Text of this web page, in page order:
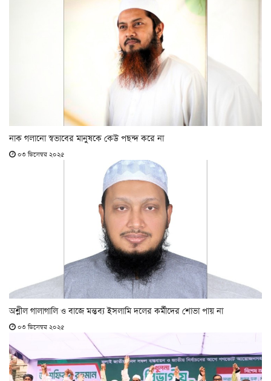
নাক গলানো স্বভাবের মানুষকে কেউ পছন্দ করে না
০৩ ডিসেম্বর ২০২৫
অশ্লীল গালাগালি ও বাজে মন্তব্য ইসলামি দলের কর্মীদের শোভা পায় না
০৩ ডিসেম্বর ২০২৫